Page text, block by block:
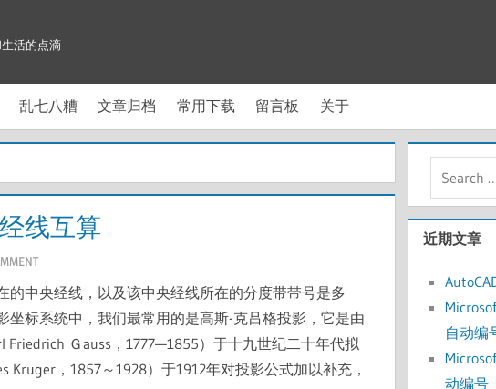
活的点滴
乱七八糟 文章归档 常用下载 留言板 关于
线互算
中央经线，以及该中央经线所在的分度带带号是多
标系统中，我们最常用的是高斯-克吕格投影，它是由
Ｇauss，1777—1855）于十九世纪二十年代拟
Kruger，1857～1928）于1912年对投影公式加以补充，
近期文章
自动编
动编号